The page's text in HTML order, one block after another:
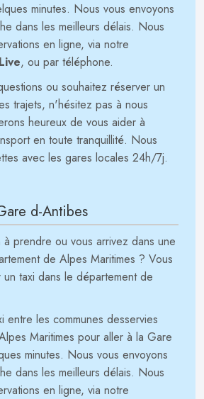
minutes. Nous vous envoyons
dans les meilleurs délais. Nous
en ligne, via notre
, ou par téléphone.
ou souhaitez réserver un
trajets, n'hésitez pas à nous
heureux de vous aider à
en toute tranquillité. Nous
avec les gares locales 24h/7j.
d-Antibes
prendre ou vous arrivez dans une
de Alpes Maritimes ? Vous
taxi dans le département de
entre les communes desservies
Maritimes pour aller à la Gare
minutes. Nous vous envoyons
dans les meilleurs délais. Nous
en ligne, via notre